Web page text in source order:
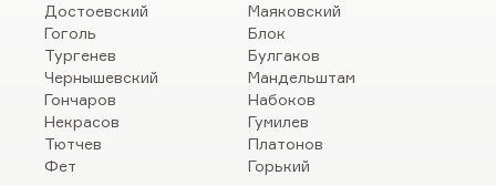
Достоевский
Гоголь
Тургенев
Чернышевский
Гончаров
Некрасов
Тютчев
Фет
Маяковский
Блок
Булгаков
Мандельштам
Набоков
Гумилев
Платонов
Горький